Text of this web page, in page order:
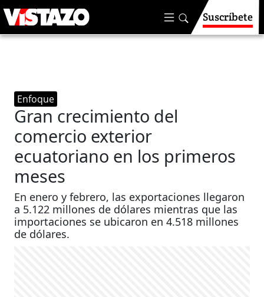
Suscríbete
Enfoque
Gran crecimiento del
comercio exterior
ecuatoriano en los primeros
meses
En enero y febrero, las exportaciones llegaron
a 5.122 millones de dólares mientras que las
importaciones se ubicaron en 4.518 millones
de dólares.